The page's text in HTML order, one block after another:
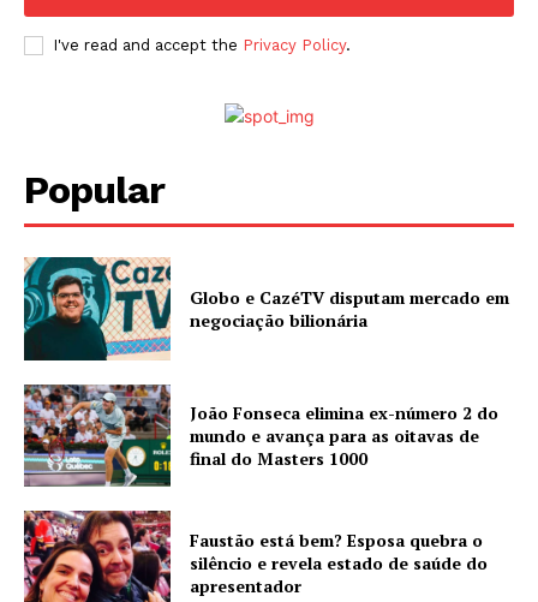
I've read and accept the Privacy Policy.
Popular
Globo e CazéTV disputam mercado em
negociação bilionária
João Fonseca elimina ex-número 2 do
mundo e avança para as oitavas de
final do Masters 1000
Faustão está bem? Esposa quebra o
silêncio e revela estado de saúde do
apresentador